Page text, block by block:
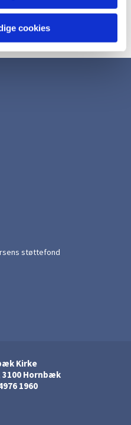
cookies
støttefond
Kirke
Hornbæk
1960